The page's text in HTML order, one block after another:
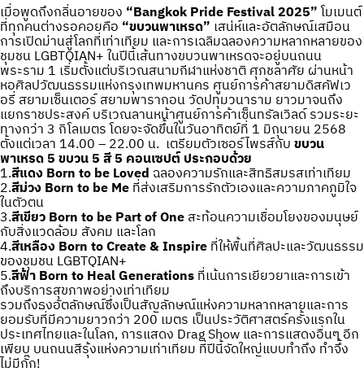
เมื่อพูดถึงกลิ่นอายของ “Bangkok Pride Festival 2025”โมเมนต์
ที่ทุกคนต่างรอคอยคือ “ขบวนพาเหรด” เสน่ห์และอัตลักษณ์เสมือน
การเปิดม่านสู่โลกที่เท่าเทียม และการเฉลิมฉลองความหลากหลายของ
ชุมชน LGBTQIAN+ ในปีนี้เส้นทางขบวนพาเหรดจะอยู่บนถนน
พระราม 1 เริ่มตั้งแต่บริเวณสนามกีฬาแห่งชาติ ศุภชลาศัย ผ่านหน้า
หอศิลปวัฒนธรรมแห่งกรุงเทพมหานคร ศูนย์การค้าสยามดิสคัฟเว
อรี่ สยามเซ็นเตอร์ สยามพารากอน วัดปทุมวนาราม ยาวมาจนถึง
แยกราชประสงค์ บริเวณลานหน้าศูนย์การค้าเซ็นทรัลเวิลด์ รวมระยะ
ทางกว่า 3 กิโลเมตร โดยจะจัดขึ้นในวันอาทิตย์ที่ 1 มิถุนายน 2568
ตั้งแต่เวลา 14.00 – 22.00 น. เตรียมตัวเซอร์ไพรส์กับขบวน
พาเหรด 5 ขบวน 5 สี 5 คอนเซปต์ ประกอบด้วย
1.สีแดง Born to be Loved ฉลองความรักและสิทธิสมรสเท่าเทียม
2.สีม่วง Born to be Meที่ส่งเสริมการรักตัวเองและความภาคภูมิใจ
ในตัวตน
3.สีเขียว Born to be Part of Oneสะท้อนความเชื่อมโยงของมนุษย์
กับสิ่งแวดล้อม สังคม และโลก
4.สีเหลือง Born to Create & Inspireที่ให้พื้นที่ศิลปะและวัฒนธรรม
ของชุมชน LGBTQIAN+
5.สีฟ้า Born to Heal Generationsที่เน้นการเยียวยาและการเข้า
ถึงบริการสุขภาพอย่างเท่าเทียม
รวมถึงธงอัตลักษณ์ซึ่งเป็นสัญลักษณ์แห่งความหลากหลายและการ
ยอมรับที่มีความยาวกว่า 200 เมตร เป็นประวัติศาสตร์ครั้งแรกใน
ประเทศไทยและในโลก, การแสดง Drag Show และการแสดงอื่นๆ อีก
เพียบ บนถนนสีรุ้งแห่งความเท่าเทียม ที่ปีนี้จัดใหญ่แบบทำถึง ทำจึ้ง
ไม่มีกั๊ก!